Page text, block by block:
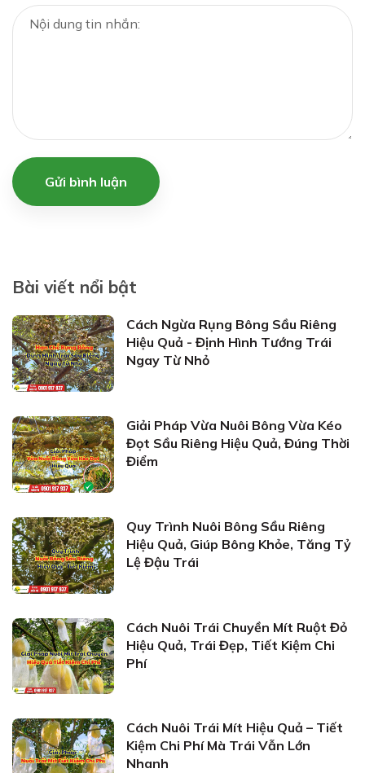
Gửi bình luận
Bài viết nổi bật
Cách Ngừa Rụng Bông Sầu Riêng
Hiệu Quả - Định Hình Tướng Trái
Ngay Từ Nhỏ
Giải Pháp Vừa Nuôi Bông Vừa Kéo
Đọt Sầu Riêng Hiệu Quả, Đúng Thời
Điểm
Quy Trình Nuôi Bông Sầu Riêng
Hiệu Quả, Giúp Bông Khỏe, Tăng Tỷ
Lệ Đậu Trái
Cách Nuôi Trái Chuyền Mít Ruột Đỏ
Hiệu Quả, Trái Đẹp, Tiết Kiệm Chi
Phí
Cách Nuôi Trái Mít Hiệu Quả – Tiết
Kiệm Chi Phí Mà Trái Vẫn Lớn
Nhanh